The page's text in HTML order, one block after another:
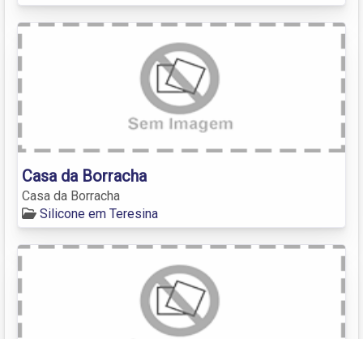
Casa da Borracha
Casa da Borracha
Silicone em Teresina